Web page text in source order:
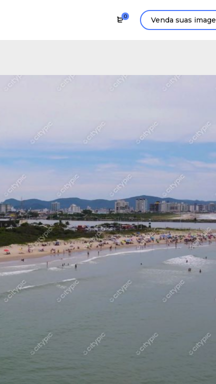
0 Venda suas